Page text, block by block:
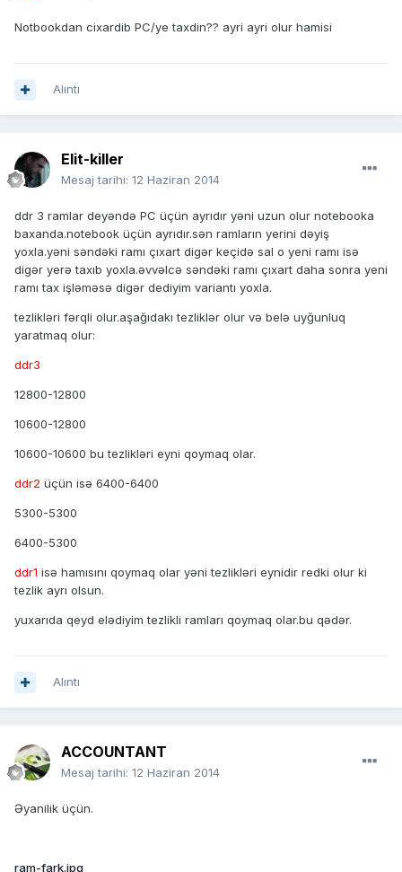
Notbookdan cixardib PC/ye taxdin?? ayri ayri olur hamisi
Alıntı
Elit-killer
Mesaj tarihi: 12 Haziran 2014
ddr 3 ramlar deyəndə PC üçün ayrıdır yəni uzun olur notebooka
baxanda.notebook üçün ayrıdır.sən ramların yerini dəyiş
yoxla.yəni səndəki ramı çıxart digər keçidə sal o yeni ramı isə
digər yerə taxıb yoxla.əvvəlcə səndəki ramı çıxart daha sonra yeni
ramı tax işləməsə digər dediyim variantı yoxla.
tezlikləri fərqli olur.aşağıdakı tezliklər olur və belə uyğunluq
yaratmaq olur:
ddr3
12800-12800
10600-12800
10600-10600 bu tezlikləri eyni qoymaq olar.
ddr2 üçün isə 6400-6400
5300-5300
6400-5300
ddr1 isə hamısını qoymaq olar yəni tezlikləri eynidir redki olur ki
tezlik ayrı olsun.
yuxarıda qeyd elədiyim tezlikli ramları qoymaq olar.bu qədər.
Alıntı
ACCOUNTANT
Mesaj tarihi: 12 Haziran 2014
Əyanilik üçün.
ram-fark.jpg